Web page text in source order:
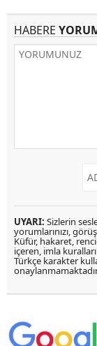
HABERE
UYARI: Sizlerin
yorumlarınızı,
Küfür, hakaret,
içeren, imla
Türkçe karakter